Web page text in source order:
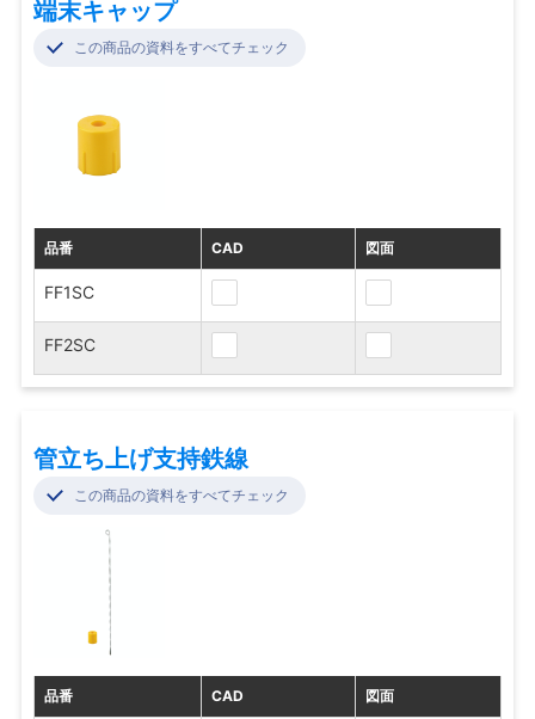
端末キャップ
この商品の資料をすべてチェック
品番 CAD 図面
FF1SC
FF2SC
管立ち上げ支持鉄線
この商品の資料をすべてチェック
品番 CAD 図面